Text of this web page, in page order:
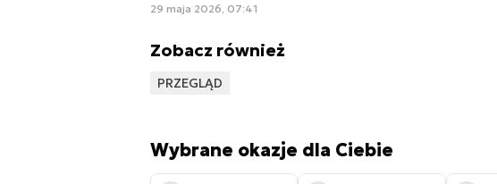
29 maja 2026, 07:41
Zobacz również
PRZEGLĄD
Wybrane okazje dla Ciebie